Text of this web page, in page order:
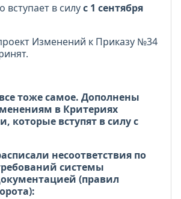
вступает в силус 1 сентября
Изменений к Приказу №34
тоже самое. Дополнены
в Критериях
которые вступят в силу с
несоответствия по
системы
(правил